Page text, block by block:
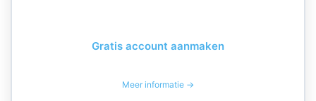
Gratis account aanmaken
Meer informatie →